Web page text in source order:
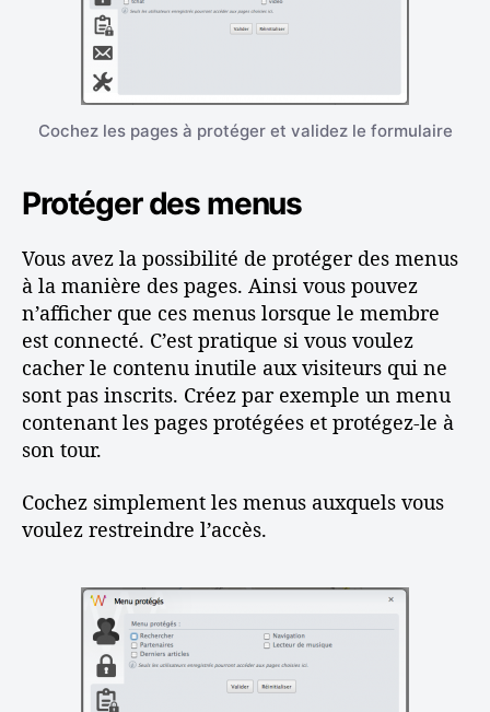
Cochez les pages à protéger et validez le formulaire
Protéger des menus
Vous avez la possibilité de protéger des menus
à la manière des pages. Ainsi vous pouvez
n’afficher que ces menus lorsque le membre
est connecté. C’est pratique si vous voulez
cacher le contenu inutile aux visiteurs qui ne
sont pas inscrits. Créez par exemple un menu
contenant les pages protégées et protégez-le à
son tour.
Cochez simplement les menus auxquels vous
voulez restreindre l’accès.